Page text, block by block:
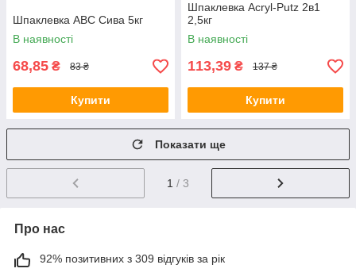
Шпаклевка АВС Сива 5кг
В наявності
68,85 ₴ 83 ₴
Купити
Шпаклевка Acryl-Putz 2в1
2,5кг
В наявності
113,39 ₴ 137 ₴
Купити
Показати ще
1 / 3
Про нас
92% позитивних з 309 відгуків за рік